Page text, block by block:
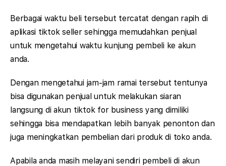
Berbagai waktu beli tersebut tercatat dengan rapih di
aplikasi tiktok seller sehingga memudahkan penjual
untuk mengetahui waktu kunjung pembeli ke akun
anda.
Dengan mengetahui jam-jam ramai tersebut tentunya
bisa digunakan penjual untuk melakukan siaran
langsung di akun tiktok for business yang dimiliki
sehingga bisa mendapatkan lebih banyak penonton dan
juga meningkatkan pembelian dari produk di toko anda.
Apabila anda masih melayani sendiri pembeli di akun